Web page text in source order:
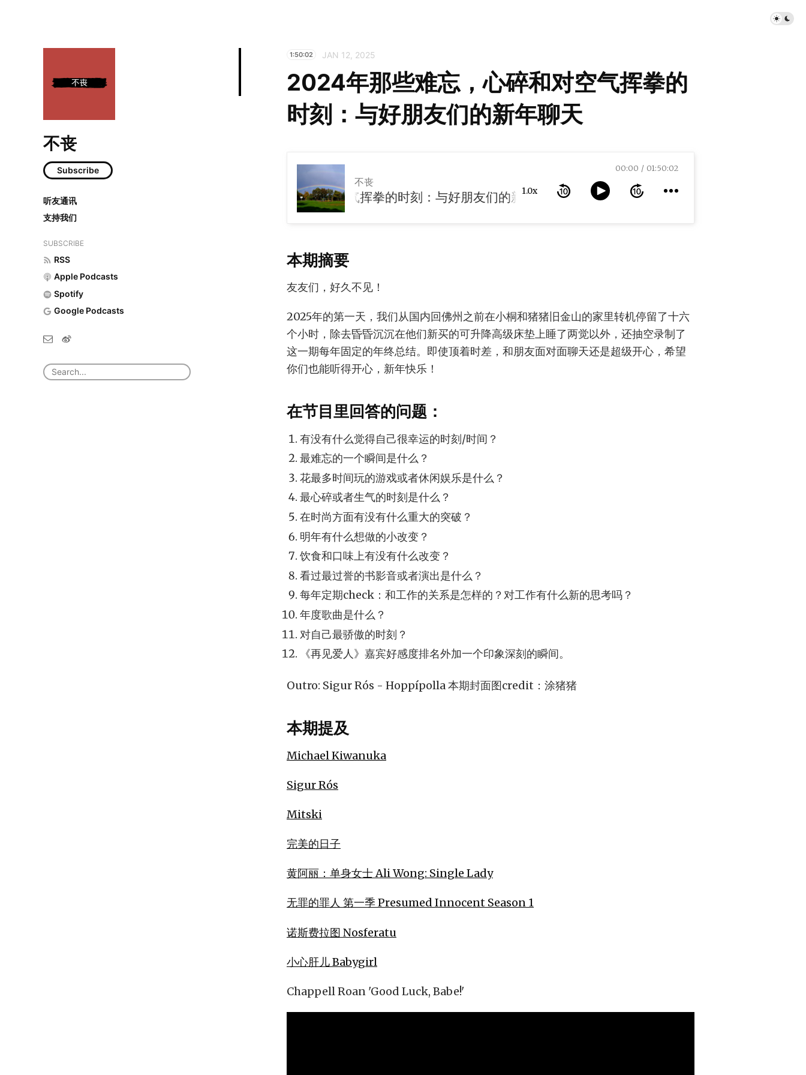
不丧
Subscribe
听友通讯
支持我们
SUBSCRIBE
RSS
Apple Podcasts
Spotify
Google Podcasts
1:50:02 JAN 12, 2025
2024年那些难忘，心碎和对空气挥拳的
时刻：与好朋友们的新年聊天
不丧
2024年那些难忘，心碎和对空气挥拳的时刻：与好朋友们的新年聊天
1.0x
00:00 01:50:02
本期摘要
友友们，好久不见！
2025年的第一天，我们从国内回佛州之前在小桐和猪猪旧金山的家里转机停留了十六
个小时，除去昏昏沉沉在他们新买的可升降高级床垫上睡了两觉以外，还抽空录制了
这一期每年固定的年终总结。即使顶着时差，和朋友面对面聊天还是超级开心，希望
你们也能听得开心，新年快乐！
在节目里回答的问题：
有没有什么觉得自己很幸运的时刻/时间？
最难忘的一个瞬间是什么？
花最多时间玩的游戏或者休闲娱乐是什么？
最心碎或者生气的时刻是什么？
在时尚方面有没有什么重大的突破？
明年有什么想做的小改变？
饮食和口味上有没有什么改变？
看过最过誉的书影音或者演出是什么？
每年定期check：和工作的关系是怎样的？对工作有什么新的思考吗？
年度歌曲是什么？
对自己最骄傲的时刻？
《再见爱人》嘉宾好感度排名外加一个印象深刻的瞬间。
Outro: Sigur Rós - Hoppípolla 本期封面图credit：涂猪猪
本期提及
Michael Kiwanuka
Sigur Rós
Mitski
完美的日子
黄阿丽：单身女士 Ali Wong: Single Lady
无罪的罪人 第一季 Presumed Innocent Season 1
诺斯费拉图 Nosferatu
小心肝儿 Babygirl
Chappell Roan 'Good Luck, Babe!'